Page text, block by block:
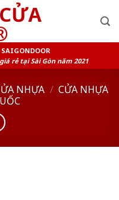
rẻ tại Sài Gòn năm 2021
NHỰA / CỬA NHỰA